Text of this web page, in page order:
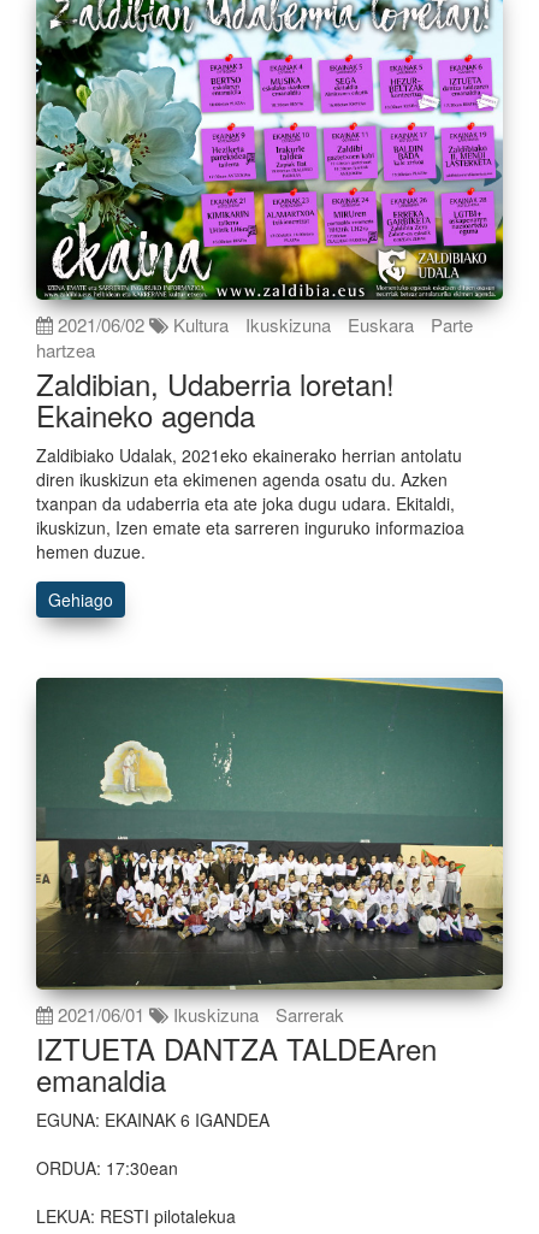
2021/06/02 Kultura Ikuskizuna Euskara
Parte
hartzea
Zaldibian, Udaberria loretan!
Ekaineko agenda
Zaldibiako Udalak, 2021eko ekainerako herrian antolatu
diren ikuskizun eta ekimenen agenda osatu du. Azken
txanpan da udaberria eta ate joka dugu udara. Ekitaldi,
ikuskizun, Izen emate eta sarreren inguruko informazioa
hemen duzue.
Gehiago
2021/06/01 Ikuskizuna Sarrerak
IZTUETA DANTZA TALDEAren
emanaldia
EGUNA: EKAINAK 6 IGANDEA
ORDUA: 17:30ean
LEKUA: RESTI pilotalekua